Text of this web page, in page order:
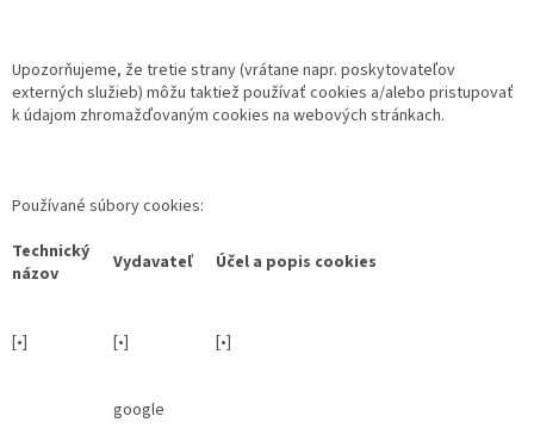
Upozorňujeme, že tretie strany (vrátane napr. poskytovateľov
externých služieb) môžu taktiež používať cookies a/alebo pristupovať
k údajom zhromažďovaným cookies na webových stránkach.
Používané súbory cookies:
Technický
názov
Vydavateľ Účel a popis cookies
[•] [•] [•]
google